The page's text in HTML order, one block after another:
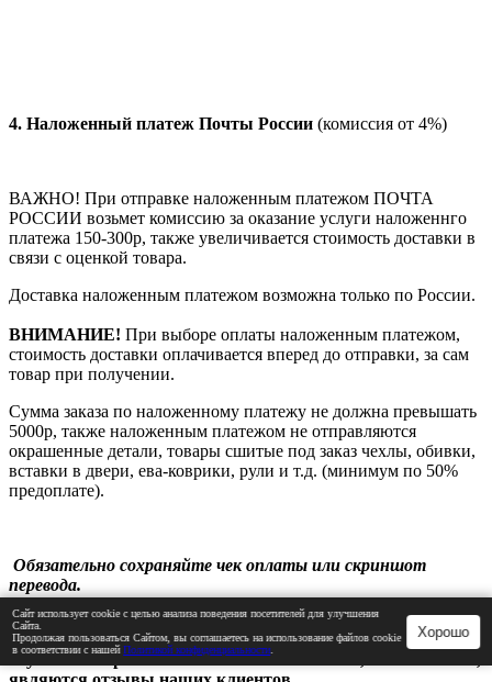
4. Наложенный платеж Почты России (комиссия от 4%)
ВАЖНО! При отправке наложенным платежом ПОЧТА
РОССИИ возьмет комиссию за оказание услуги наложеннго
платежа 150-300р, также увеличивается стоимость доставки в
связи с оценкой товара.
Доставка наложенным платежом возможна только по России.
ВНИМАНИЕ! При выборе оплаты наложенным платежом,
стоимость доставки оплачивается вперед до отправки, за сам
товар при получении.
Сумма заказа по наложенному платежу не должна превышать
5000р, также наложенным платежом не отправляются
окрашенные детали, товары сшитые под заказ чехлы, обивки,
вставки в двери, ева-коврики, рули и т.д. (минимум по 50%
предоплате).
Обязательно сохраняйте чек оплаты или скриншот
перевода.
Лучшими гарантиями выполнения заказов, и их качество,
Сайт использует cookie с целью анализа поведения посетителей для улучшения
Сайта.
Продолжая пользоваться Сайтом, вы соглашаетесь на использование файлов cookie
в соответствии с нашейПолитикой конфиденциальности.
Хорошо